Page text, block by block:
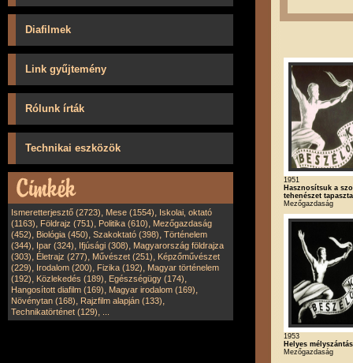
Diafilmek
Link gyűjtemény
Rólunk írták
Technikai eszközök
Ismeretterjesztő (2723), Mese (1554), Iskolai, oktató
(1163), Földrajz (751), Politika (610), Mezőgazdaság
(452), Biológia (450), Szakoktató (398), Történelem
(344), Ipar (324), Ifjúsági (308), Magyarország földrajza
(303), Életrajz (277), Művészet (251), Képzőművészet
(229), Irodalom (200), Fizika (192), Magyar történelem
(192), Közlekedés (189), Egészségügy (174),
Hangosított diafilm (169), Magyar irodalom (169),
Növénytan (168), Rajzfilm alapján (133),
Technikatörténet (129),
1951
Hasznosítsuk a
tehenészet
Mezőgazdaság
1953
Helyes mélyszántás
Mezőgazdaság